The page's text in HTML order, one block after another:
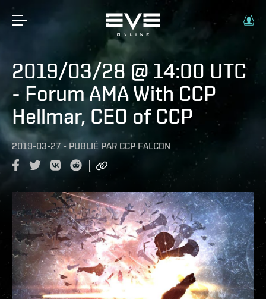
2019/03/28 @ 14:00 UTC
- Forum AMA With CCP
Hellmar, CEO of CCP
2019-03-27 - PUBLIÉ PAR CCP FALCON